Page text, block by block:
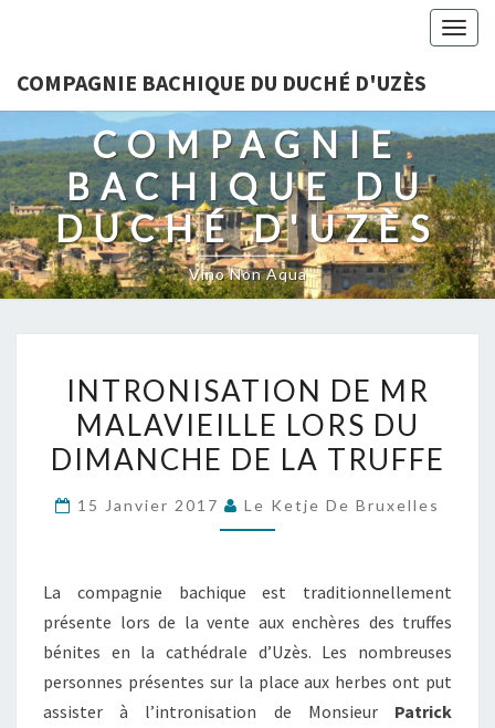
COMPAGNIE BACHIQUE DU DUCHÉ D'UZÈS
COMPAGNIE
BACHIQUE DU
DUCHÉ D'UZÈS
Vino Non Aqua
MR
MALAVIEILLE
DU
LA
TRUFFE
INTRONISATION DE MR
MALAVIEILLE LORS DU
DIMANCHE DE LA TRUFFE
15 Janvier 2017 Le Ketje De Bruxelles
La compagnie bachique est traditionnellement
présente lors de la vente aux enchères des truffes
bénites en la cathédrale d’Uzès. Les nombreuses
personnes présentes sur la place aux herbes ont put
assister à l’intronisation de Monsieur Patrick